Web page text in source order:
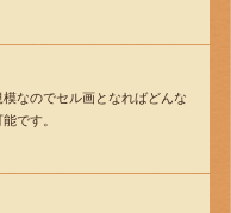
なのでセル画となればどんな
です。